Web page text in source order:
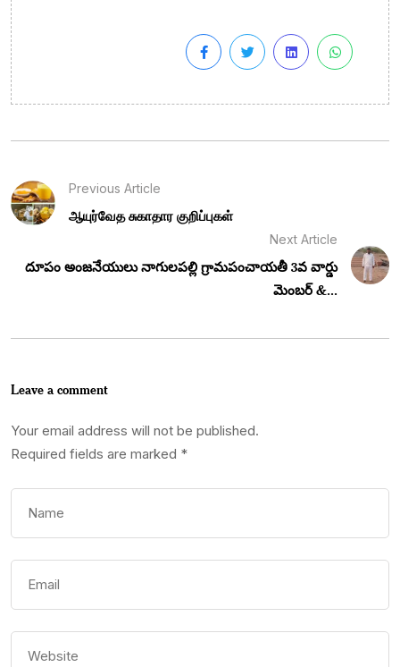
Previous Article
ஆயுர்வேத சுகாதார குறிப்புகள்
Next Article
దూపం అంజనేయులు నాగులపల్లి గ్రామపంచాయతీ 3వ వార్డు
మెంబర్ &...
Leave a comment
Your email address will not be published.
Required fields are marked *